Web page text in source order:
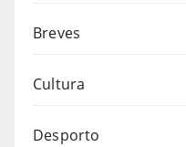
Breves
Cultura
Desporto